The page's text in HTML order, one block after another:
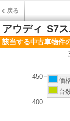
戻る
アウディ S7
該当する中古車物件
400
450
価
台